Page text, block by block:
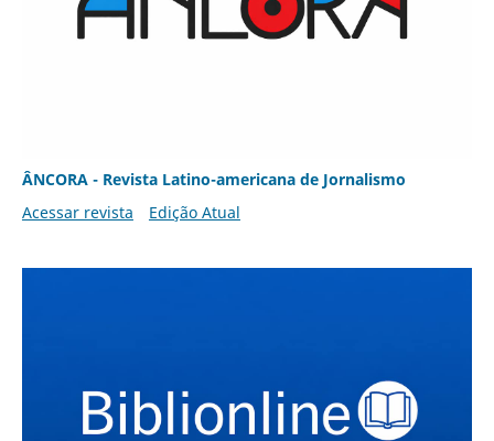
ÂNCORA - Revista Latino-americana de Jornalismo
Acessar revista
Edição Atual